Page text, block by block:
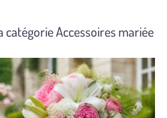
catégorie Accessoires mariée